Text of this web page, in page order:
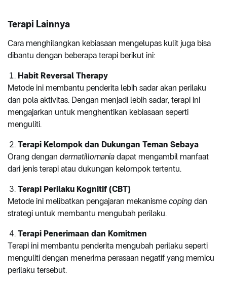
Terapi Lainnya
Cara menghilangkan kebiasaan mengelupas kulit juga bisa
dibantu dengan beberapa terapi berikut ini:
Habit Reversal Therapy
Metode ini membantu penderita lebih sadar akan perilaku
dan pola aktivitas. Dengan menjadi lebih sadar, terapi ini
mengajarkan untuk menghentikan kebiasaan seperti
menguliti.
Terapi Kelompok dan Dukungan Teman Sebaya
Orang dengan dermatillomania dapat mengambil manfaat
dari jenis terapi atau dukungan kelompok tertentu.
Terapi Perilaku Kognitif (CBT)
Metode ini melibatkan pengajaran mekanisme coping dan
strategi untuk membantu mengubah perilaku.
Terapi Penerimaan dan Komitmen
Terapi ini membantu penderita mengubah perilaku seperti
menguliti dengan menerima perasaan negatif yang memicu
perilaku tersebut.